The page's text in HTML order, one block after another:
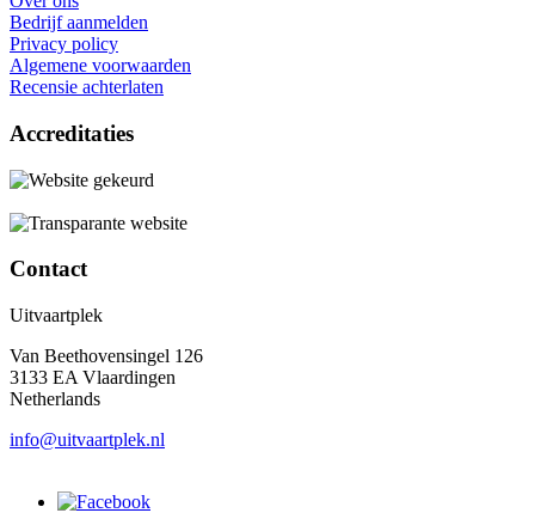
Bedrijf aanmelden
Privacy policy
Algemene voorwaarden
Recensie achterlaten
Accreditaties
Contact
Uitvaartplek
Van Beethovensingel 126
3133 EA Vlaardingen
Netherlands
info@uitvaartplek.nl